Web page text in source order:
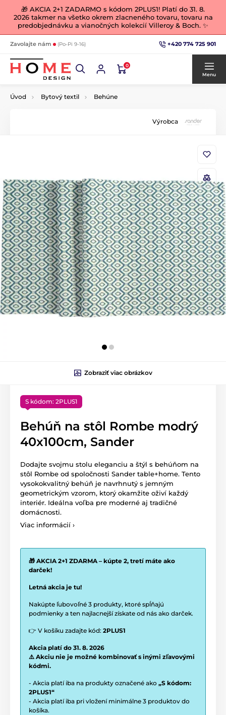
🎁 AKCIA 2+1 ZADARMO s kódom 2PLUS1! Platí do 31. 8.
2026 takmer na všetko okrem zlacneného tovaru, tovaru na
predobjednávku a vianočných kolekcií Villeroy & Boch. ✨
Zavolajte nám (Po-Pi 9-16) +420 774 725 901
0
Menu
Úvod Bytový textil Behúne
Výrobca
Zobraziť viac obrázkov
S kódom: 2PLUS1
Behúň na stôl Rombe modrý
40x100cm, Sander
Dodajte svojmu stolu eleganciu a štýl s behúňom na
stôl Rombe od spoločnosti Sander table+home. Tento
vysokokvalitný behúň je navrhnutý s jemným
geometrickým vzorom, ktorý okamžite oživí každý
interiér. Ideálna voľba pre moderné aj tradičné
domácnosti.
Viac informácií ›
🎁 AKCIA 2+1 ZDARMA – kúpte 2, tretí máte ako
darček!
Letná akcia je tu!
Nakúpte ľubovoľné 3 produkty, ktoré spĺňajú
podmienky a ten najlacnejší získate od nás ako darček.
👉 V košíku zadajte kód: 2PLUS1
Akcia platí do 31. 8. 2026
⚠️ Akciu nie je možné kombinovať s inými zľavovými
kódmi.
- Akcia platí iba na produkty označené ako „S kódom:
2PLUS1“
- Akcia platí iba pri vložení minimálne 3 produktov do
košíka.